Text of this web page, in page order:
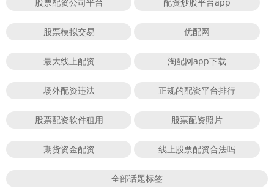
股票模拟交易 优配网
最大线上配资 淘配网app下载
场外配资违法 正规的配资平台排行
股票配资软件租用 股票配资照片
期货资金配资 线上股票配资合法吗
全部话题标签